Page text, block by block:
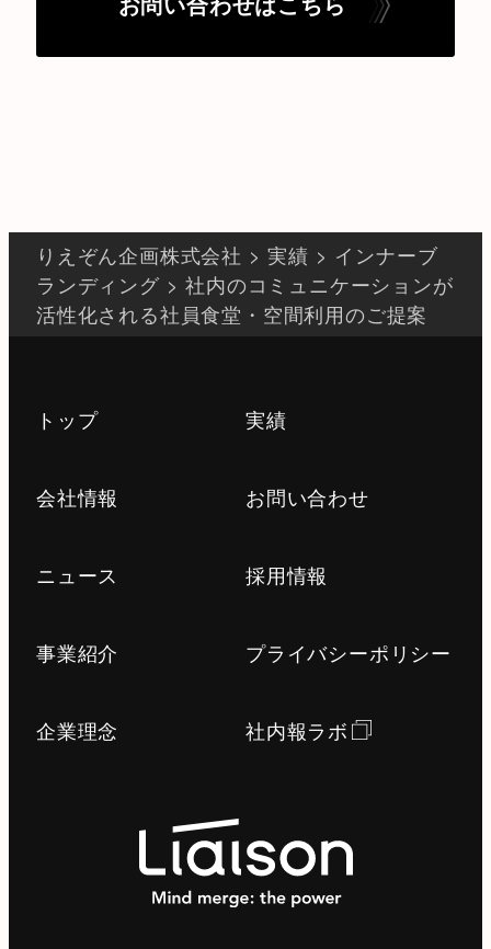
お問い合わせはこちら
りえぞん企画株式会社 >実績 > インナーブ
ランディング >社内のコミュニケーションが
活性化される社員食堂・空間利用のご提案
トップ
会社情報
ニュース
事業紹介
企業理念
実績
お問い合わせ
採用情報
プライバシーポリシー
社内報ラボ